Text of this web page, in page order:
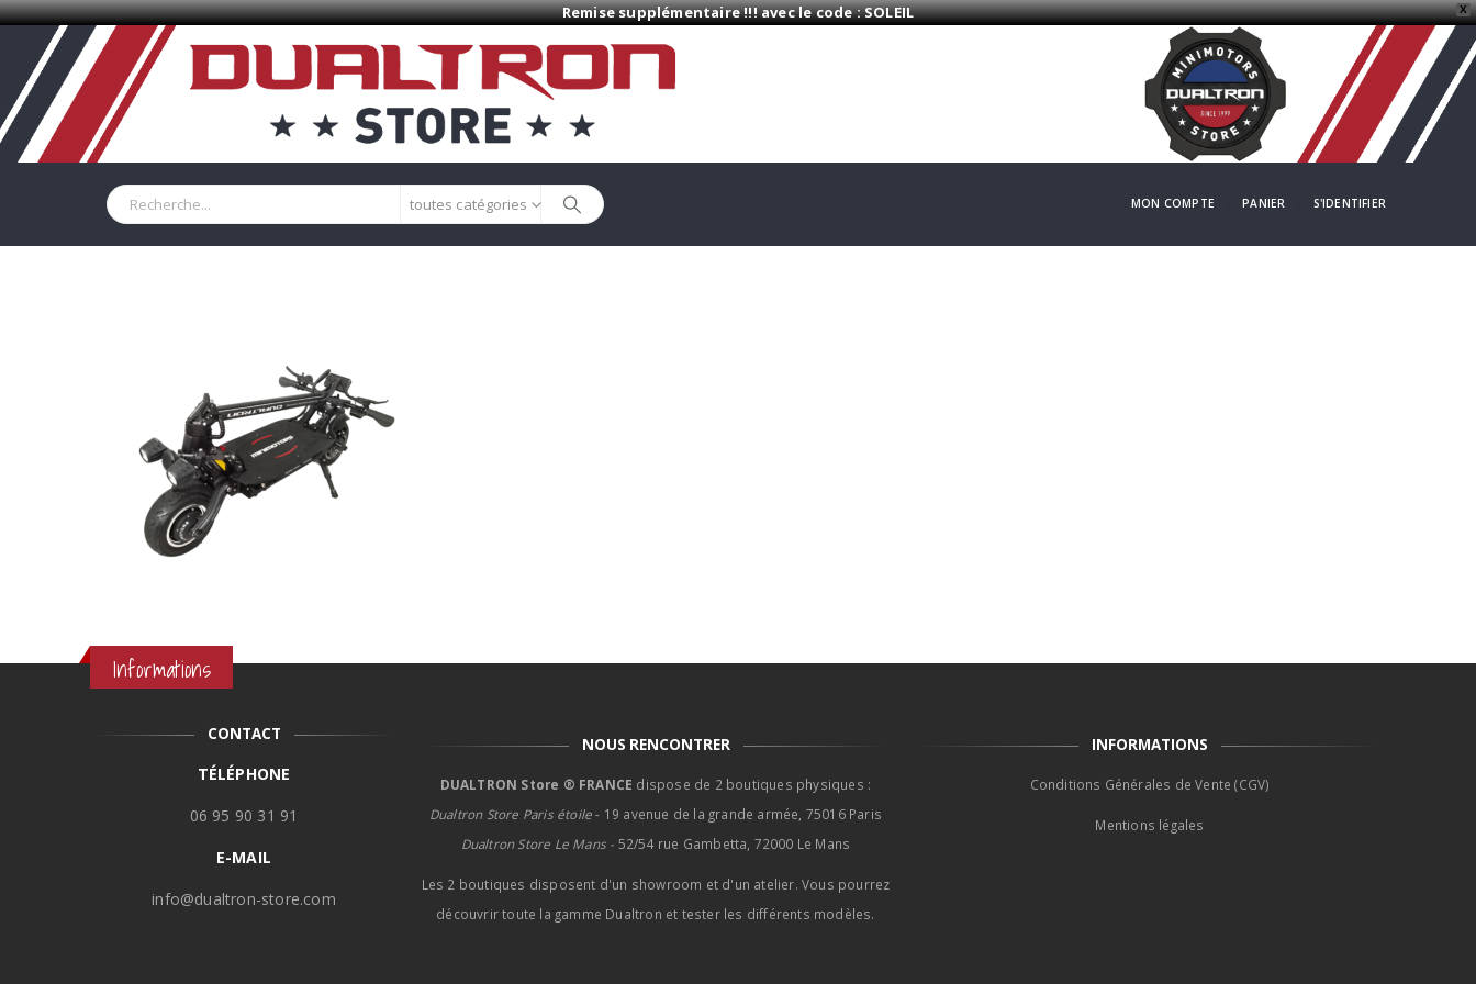
X
Remise supplémentaire !!! avec le code : SOLEIL
toutes catégories MON COMPTE PANIER S'IDENTIFIER
Informations
CONTACT
TÉLÉPHONE
06 95 90 31 91
E-MAIL
info@dualtron-store.com
NOUS RENCONTRER
DUALTRON Store ® FRANCE dispose de 2 boutiques physiques :
Dualtron Store Paris étoile- 19 avenue de la grande armée, 75016 Paris
Dualtron Store Le Mans - 52/54 rue Gambetta, 72000 Le Mans
Les 2 boutiques disposent d'un showroom et d'un atelier. Vous pourrez
découvrir toute la gamme Dualtron et tester les différents modèles.
INFORMATIONS
Conditions Générales de Vente (CGV)
Mentions légales